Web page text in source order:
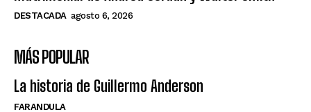
DESTACADA agosto 6, 2026
MÁS POPULAR
La historia de Guillermo Anderson
FARANDULA